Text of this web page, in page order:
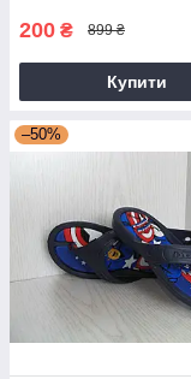
200 ₴ 899 ₴
Купити
–50%